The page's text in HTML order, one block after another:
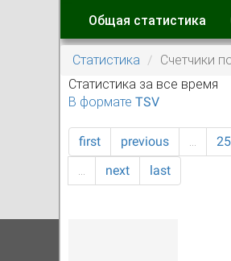
Главные
Общая статистика
Статистика
Счетчики
Статистика за все время
В формате TSV
first previous …
…
next last